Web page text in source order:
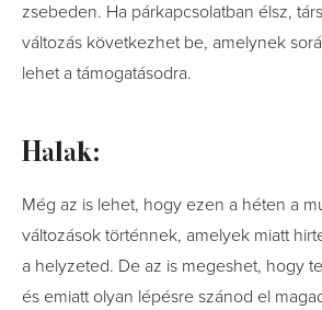
zsebeden. Ha párkapcsolatban élsz,
változás következhet be, amelynek
lehet a támogatásodra.
Halak:
Még az is lehet, hogy ezen a héten a
változások történnek, amelyek miatt
a helyzeted. De az is megeshet, hogy
és emiatt olyan lépésre szánod el